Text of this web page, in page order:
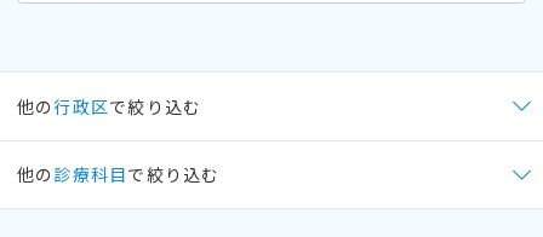
他の行政区で絞り込む
他の 診療科目で絞り込む